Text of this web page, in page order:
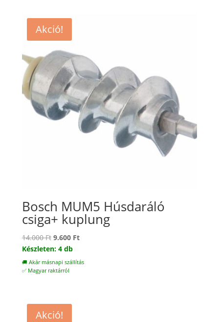
Akció!
Bosch MUM5 Húsdaráló
csiga+ kuplung
14.000Ft Original
price
was:
14.000 Ft.
9.600 FtCurrent
is:
Készleten: 4 db
🚚 Akár másnapi szállítás
✅ Magyar raktárról
Akció!